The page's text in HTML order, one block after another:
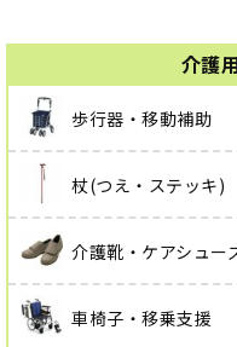
介護
歩行器・移動補助
杖(つえ・ステッキ)
介護靴・ケアシュー
車椅子・移乗支援